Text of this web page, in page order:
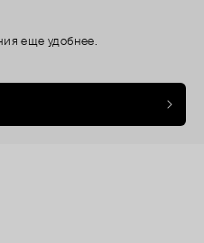
еще удобнее.